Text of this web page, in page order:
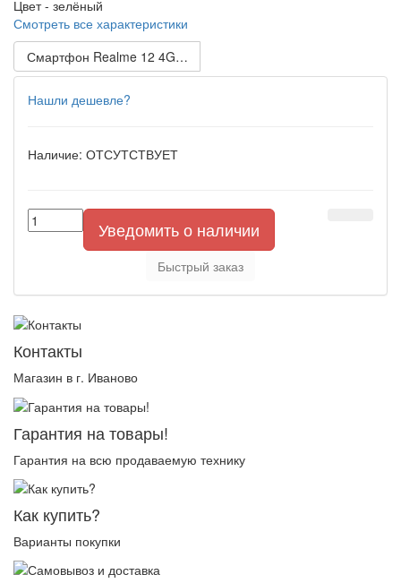
Цвет - зелёный
Смотреть все характеристики
Смартфон Realme 12 4G 8/512Gb (голубой)
Нашли дешевле?
Наличие: ОТСУТСТВУЕТ
Уведомить о наличии
Быстрый заказ
Контакты
Магазин в г. Иваново
Гарантия на товары!
Гарантия на всю продаваемую технику
Как купить?
Варианты покупки